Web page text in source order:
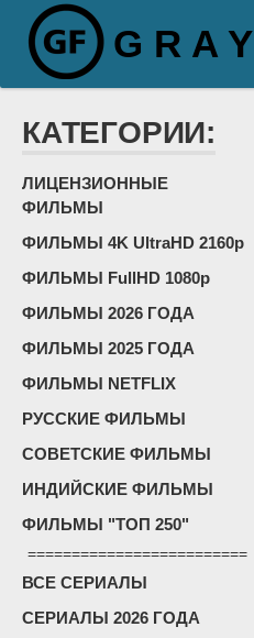
G R A
КАТЕГОРИИ:
ЛИЦЕНЗИОННЫЕ
ФИЛЬМЫ
ФИЛЬМЫ 4K UltraHD 2160p
ФИЛЬМЫ FullHD 1080p
ФИЛЬМЫ 2026 ГОДА
ФИЛЬМЫ 2025 ГОДА
ФИЛЬМЫ NETFLIX
РУССКИЕ ФИЛЬМЫ
СОВЕТСКИЕ ФИЛЬМЫ
ИНДИЙСКИЕ ФИЛЬМЫ
ФИЛЬМЫ "ТОП 250"
=========================
ВСЕ СЕРИАЛЫ
СЕРИАЛЫ 2026 ГОДА